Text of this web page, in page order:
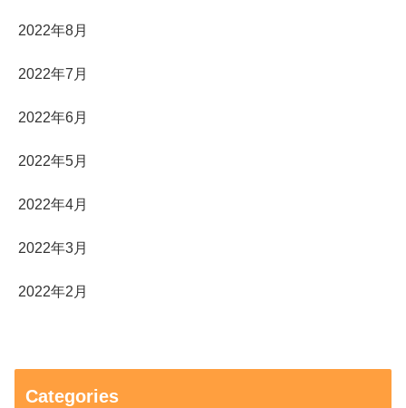
2022年8月
2022年7月
2022年6月
2022年5月
2022年4月
2022年3月
2022年2月
Categories